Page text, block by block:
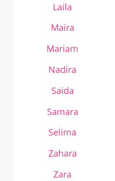
Laila
Maira
Mariam
Nadira
Saida
Samara
Selima
Zahara
Zara